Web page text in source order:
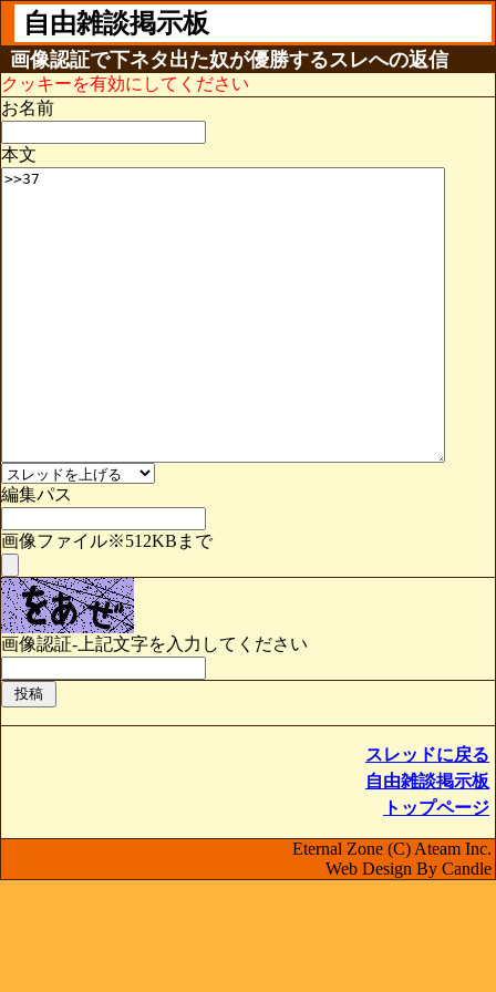
自由雑談掲示板
画像認証で下ネタ出た奴が優勝するスレへの返信
クッキーを有効にしてください
お名前
本文
編集パス
画像ファイル※512KBまで
画像認証-上記文字を入力してください
スレッドに戻る
自由雑談掲示板
トップページ
Eternal Zone (C) Ateam Inc.
Web Design By Candle